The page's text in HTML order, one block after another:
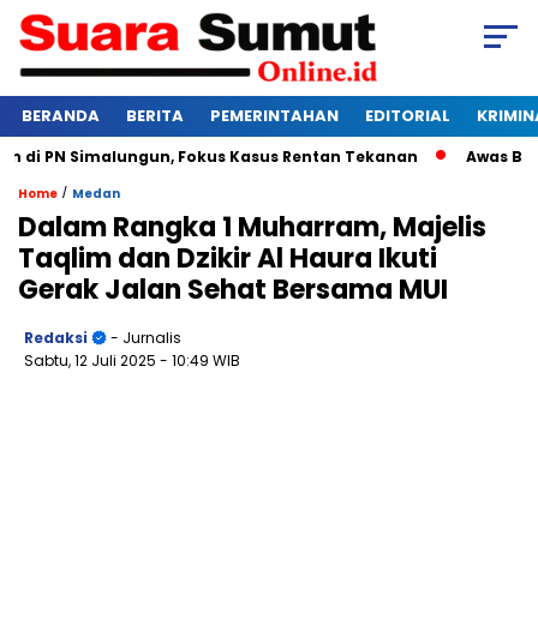
BERANDA BERITA PEMERINTAHAN EDITORIAL
Simalungun, Fokus Kasus Rentan Tekanan Awas
Home / Medan
Dalam Rangka 1 Muharram, Majelis
Taqlim dan Dzikir Al Haura Ikuti
Gerak Jalan Sehat Bersama MUI
Redaksi
- Jurnalis
Sabtu, 12 Juli 2025 - 10:49 WIB